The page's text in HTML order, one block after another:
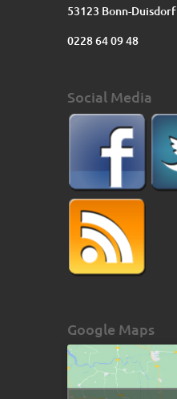
53123 Bonn-Duisdorf
0228 64 09 48
Social Media
Google Maps